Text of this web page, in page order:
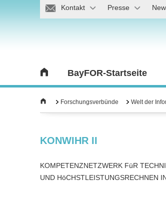
Kontakt Presse
BayFOR-Startseite
Forschungsverbünde Welt der
KONWIHR II
KOMPETENZNETZWERK FüR
UND HöCHSTLEISTUNGSRECHNEN